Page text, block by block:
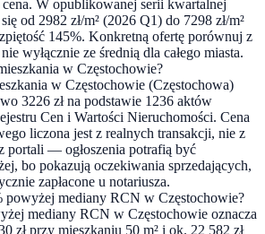
cena. W opublikowanej serii kwartalnej
od 2982 zł/m² (2026 Q1) do 7298 zł/m²
145%. Konkretną ofertę porównuj z
wyłącznie ze średnią dla całego miasta.
w Częstochowie?
w Częstochowie (Częstochowa)
3226 zł na podstawie 1236 aktów
Cen i Wartości Nieruchomości. Cena
liczona jest z realnych transakcji, nie z
portali — ogłoszenia potrafią być
bo pokazują oczekiwania sprzedających,
zapłacone u notariusza.
powyżej mediany RCN w Częstochowie?
mediany RCN w Częstochowie oznacza
zł przy mieszkaniu 50 m² i ok. 22 582 zł